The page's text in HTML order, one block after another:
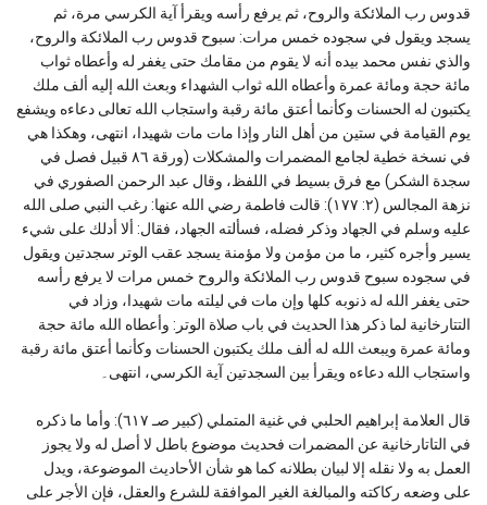
قدوس رب الملائكة والروح، ثم يرفع رأسه ويقرأ آية الكرسي مرة، ثم
يسجد ويقول في سجوده خمس مرات: سبوح قدوس رب الملائكة والروح،
والذي نفس محمد بيده أنه لا يقوم من مقامك حتى يغفر له وأعطاه ثواب
مائة حجة ومائة عمرة وأعطاه الله ثواب الشهداء وبعث الله إليه ألف ملك
يكتبون له الحسنات وكأنما أعتق مائة رقبة واستجاب الله تعالى دعاءه ويشفع
يوم القيامة في ستين من أهل النار وإذا مات مات شهیدا، انتهی، وهکذا هي
في نسخة خطیة لجامع المضمرات والمشکلات (ورقة ۸٦ قبیل فصل في
سجدة الشکر) مع فرق بسیط في اللفظ، وقال عبد الرحمن الصفوري في
نزهة المجالس (۲: ۱۷۷): قالت فاطمة رضي الله عنها: رغب النبي صلی الله
علیه وسلم في الجهاد وذكر فضله، فسألته الجهاد، فقال: ألا أدلك على شيء
يسير وأجره كثير، ما من مؤمن ولا مؤمنة يسجد عقب الوتر سجدتين ويقول
في سجوده سبوح قدوس رب الملائكة والروح خمس مرات لا يرفع رأسه
حتى يغفر الله له ذنوبه كلها وإن مات في ليلته مات شهيدا، وزاد في
التتارخانية لما ذكر هذا الحديث في باب صلاة الوتر: وأعطاه الله مائة حجة
ومائة عمرة ويبعث الله له ألف ملك يكتبون الحسنات وكأنما أعتق مائة رقبة
واستجاب الله دعاءه ويقرأ بين السجدتين آية الكرسي، انتهی۔
قال العلامة إبراهیم الحلبي في غنیة المتملي (كبیر صـ ٦۱۷): وأما ما ذكره
في التاتارخانیة عن المضمرات فحديث موضوع باطل لا أصل له ولا يجوز
العمل به ولا نقله إلا لبيان بطلانه كما هو شأن الأحاديث الموضوعة، ويدل
على وضعه ركاكته والمبالغة الغير الموافقة للشرع والعقل، فإن الأجر على